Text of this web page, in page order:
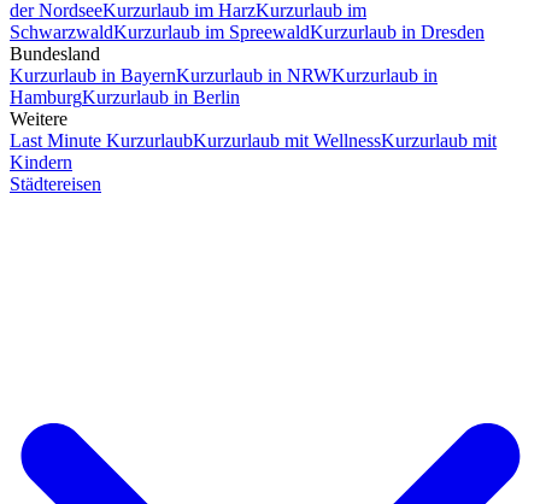
der NordseeKurzurlaub im HarzKurzurlaub im
SchwarzwaldKurzurlaub im SpreewaldKurzurlaub in Dresden
Bundesland
Kurzurlaub in BayernKurzurlaub in NRWKurzurlaub in
HamburgKurzurlaub in Berlin
Weitere
Last Minute KurzurlaubKurzurlaub mit WellnessKurzurlaub mit
Kindern
Städtereisen